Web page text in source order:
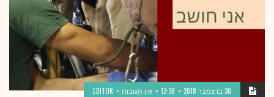
30 בדצמבר 2018 12:38 אין תגובות EDITOR